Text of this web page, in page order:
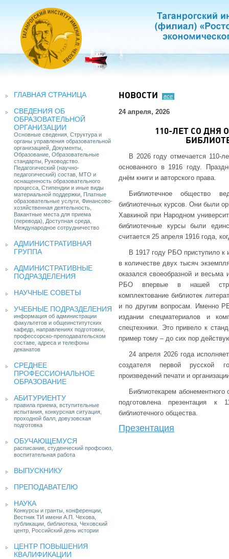
ГЛАВНАЯ СТРАНИЦА
СВЕДЕНИЯ ОБ
ОБРАЗОВАТЕЛЬНОЙ
ОРГАНИЗАЦИИ
Основные сведения, Структура и
органы управления образовательной
организацией, Документы,
Образование, Образовательные
стандарты, Руководство.
Педагогический (научно-
педагогический) состав, МТО и
оснащенность образовательного
процесса, Стипендии и иные виды
материальной поддержки, Платные
образовательные услуги, Финансово-
хозяйственная деятельность,
Вакантные места для приема
(перевода), Доступная среда,
Международное сотрудничество
АДМИНИСТРАТИВНАЯ
ГРУППА
АДМИНИСТРАТИВНЫЕ
ПОДРАЗДЕЛЕНИЯ
НАУЧНЫЕ СОВЕТЫ
УЧЕБНЫЕ ПОДРАЗДЕЛЕНИЯ
информация об администрации
факультетов и общеинститутских
кафедр, направлениях подготовки,
профессорско-преподавательском
составе, адреса и телефоны
деканатов
СРЕДНЕЕ
ПРОФЕССИОНАЛЬНОЕ
ОБРАЗОВАНИЕ
АБИТУРИЕНТУ
правила приема, вступительные
испытания, конкурсная ситуация,
проходной балл, довузовская
подготовка
ОБУЧАЮЩЕМУСЯ
расписание, студенческий профсоюз,
воспитательная работа
ВЫПУСКНИКУ
ПРЕПОДАВАТЕЛЮ
НАУКА
Конкурсы и гранты, конференции,
Вестник ТИ имени А.П. Чехова,
публикации, библиотека, Чеховский
центр, Российский день истории
ЦЕНТР ПОВЫШЕНИЯ
КВАЛИФИКАЦИИ
НОВОСТИ все
24 апреля, 2026
110-ЛЕТ СО ДНЯ
В 2026 году отмечается 110-
основанного в 1916 году.
днём книги и авторского права.
Библиотечное общество
библиотечных курсов. Они были
Хавкиной при Народном
библиотечные курсы были
считается 25 апреля 1916 года,
В 1917 году РБО приступило к
в количестве двух тысяч
оказался своеобразной и
РБО впервые в нашей
комплектование библиотек
и по другим вопросам. Именно
издании спецматериалов и
спецтехники. Это привело к
пример тому – до сих пор
24 апреля 2026 года
создателя первой русской
произведений печати и
Библиотекарем
подготовлена презентация к
библиотечного общества.
Презентация